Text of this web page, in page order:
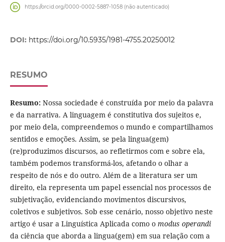
https://orcid.org/0000-0002-5887-1058 (não autenticado)
DOI: https://doi.org/10.5935/1981-4755.20250012
RESUMO
Resumo: Nossa sociedade é construída por meio da palavra
e da narrativa. A linguagem é constitutiva dos sujeitos e,
por meio dela, compreendemos o mundo e compartilhamos
sentidos e emoções. Assim, se pela lingua(gem)
(re)produzimos discursos, ao refletirmos com e sobre ela,
também podemos transformá-los, afetando o olhar a
respeito de nós e do outro. Além de a literatura ser um
direito, ela representa um papel essencial nos processos de
subjetivação, evidenciando movimentos discursivos,
coletivos e subjetivos. Sob esse cenário, nosso objetivo neste
artigo é usar a Linguística Aplicada como o modus operandi
da ciência que aborda a lingua(gem) em sua relação com a